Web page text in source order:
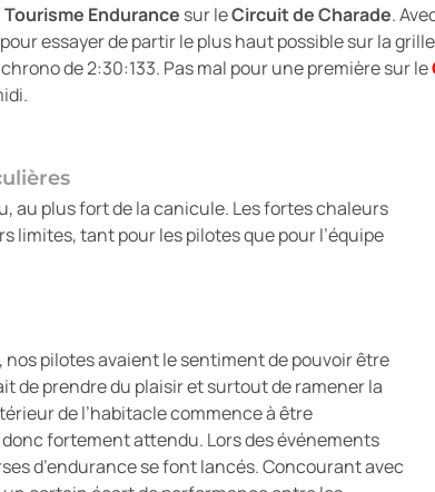
Endurance sur leCircuit de Charade.
essayer de partir le plus haut possible sur la
de 2:30:133. Pas mal pour une première sur le
au plus fort de la canicule. Les fortes chaleurs
limites, tant pour les pilotes que pour l’équipe
, nos pilotes avaient le sentiment de pouvoir être
de prendre du plaisir et surtout de ramener la
de l’habitacle commence à être
fortement attendu. Lors des événements
d’endurance se font lancés. Concourant avec